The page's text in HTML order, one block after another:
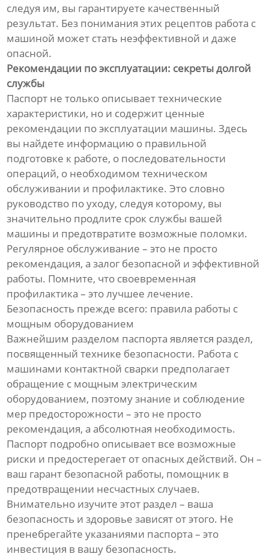
следуя им, вы гарантируете качественный
результат. Без понимания этих рецептов работа с
машиной может стать неэффективной и даже
опасной.
Рекомендации по эксплуатации: секреты долгой
службы
Паспорт не только описывает технические
характеристики, но и содержит ценные
рекомендации по эксплуатации машины. Здесь
вы найдете информацию о правильной
подготовке к работе, о последовательности
операций, о необходимом техническом
обслуживании и профилактике. Это словно
руководство по уходу, следуя которому, вы
значительно продлите срок службы вашей
машины и предотвратите возможные поломки.
Регулярное обслуживание – это не просто
рекомендация, а залог безопасной и эффективной
работы. Помните, что своевременная
профилактика – это лучшее лечение.
Безопасность прежде всего: правила работы с
мощным оборудованием
Важнейшим разделом паспорта является раздел,
посвященный технике безопасности. Работа с
машинами контактной сварки предполагает
обращение с мощным электрическим
оборудованием, поэтому знание и соблюдение
мер предосторожности – это не просто
рекомендация, а абсолютная необходимость.
Паспорт подробно описывает все возможные
риски и предостерегает от опасных действий. Он –
ваш гарант безопасной работы, помощник в
предотвращении несчастных случаев.
Внимательно изучите этот раздел – ваша
безопасность и здоровье зависят от этого. Не
пренебрегайте указаниями паспорта – это
инвестиция в вашу безопасность.